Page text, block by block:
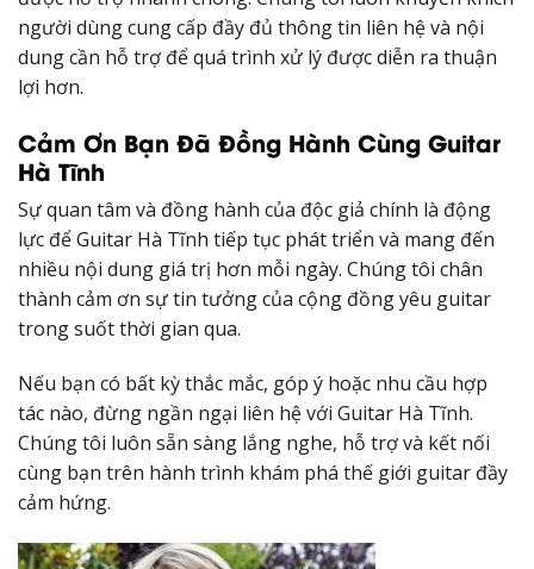
người dùng cung cấp đầy đủ thông tin liên hệ và nội
dung cần hỗ trợ để quá trình xử lý được diễn ra thuận
lợi hơn.
Cảm Ơn Bạn Đã Đồng Hành Cùng Guitar
Hà Tĩnh
Sự quan tâm và đồng hành của độc giả chính là động
lực để Guitar Hà Tĩnh tiếp tục phát triển và mang đến
nhiều nội dung giá trị hơn mỗi ngày. Chúng tôi chân
thành cảm ơn sự tin tưởng của cộng đồng yêu guitar
trong suốt thời gian qua.
Nếu bạn có bất kỳ thắc mắc, góp ý hoặc nhu cầu hợp
tác nào, đừng ngần ngại liên hệ với Guitar Hà Tĩnh.
Chúng tôi luôn sẵn sàng lắng nghe, hỗ trợ và kết nối
cùng bạn trên hành trình khám phá thế giới guitar đầy
cảm hứng.